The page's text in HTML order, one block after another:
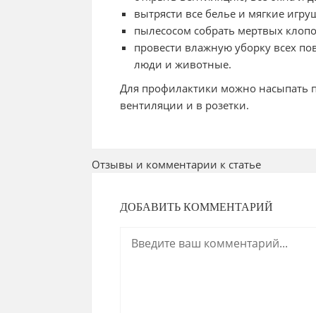
вытрясти все белье и мягкие
пылесосом собрать мертвых
провести влажную уборку всех
люди и животные.
Для профилактики можно насыпать
вентиляции и в розетки.
Отзывы и комментарии к статье
ДОБАВИТЬ КОММЕНТАРИЙ